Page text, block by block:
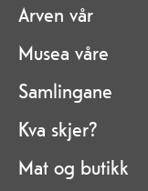
Arven vår
Musea våre
Samlingane
Kva skjer?
Mat og butikk